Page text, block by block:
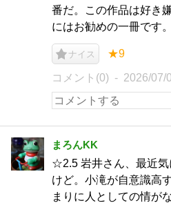
番だ。この作品は好き
にはお勧めの一冊です。
ナイス ★9
コメント(0) 2026/07/
まろんKK
☆2.5 岩井さん、最近気
けど。小滝が自意識高
まりに人としての情が